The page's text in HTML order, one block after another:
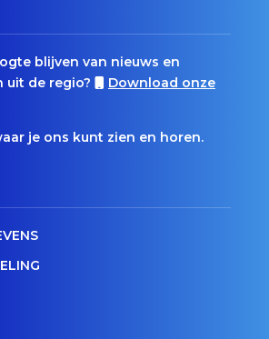
blijven van nieuws en
uit de regio?
Download onze
je ons kunt zien en horen.